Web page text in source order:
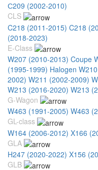
С209 (2002-2010)
CLS
C218 (2011-2015) C218
(2018-2023)
E-Class
W207 (2010-2013) Coupe
(1995-1999) Halogen
2002) W211 (2002-2009)
W213 (2016-2020) W213
G-Wagon
W463 (1991-2005) W463
GL-class
W164 (2006-2012) X166
GLA
H247 (2020-2022) X156
GLB